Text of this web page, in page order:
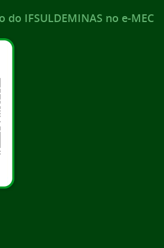
do IFSULDEMINAS no e-MEC